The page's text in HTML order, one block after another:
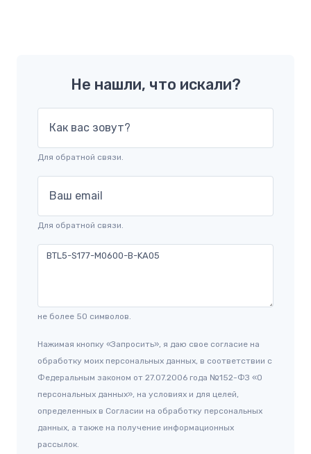
Не нашли, что искали?
Как вас зовут?
Для обратной связи.
Ваш email
Для обратной связи.
не более 50 символов.
Нажимая кнопку «Запросить», я даю свое согласие на
обработку моих персональных данных, в соответствии с
Федеральным законом от 27.07.2006 года №152-ФЗ «О
персональных данных», на условиях и для целей,
определенных в Согласии на обработку персональных
данных, а также на получение информационных
рассылок.